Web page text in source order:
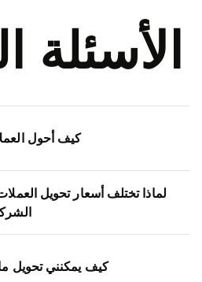
الأسئلة
كيف أحول
لماذا تختلف أسعار تحويل العملات
كيف يمكنني تحويل